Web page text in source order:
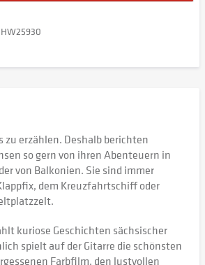
HW25930
zu erzählen. Deshalb berichten
so gern von ihren Abenteuern in
von Balkonien. Sie sind immer
dem Kreuzfahrtschiff oder
kuriose Geschichten sächsischer
spielt auf der Gitarre die schönsten
Farbfilm, den lustvollen